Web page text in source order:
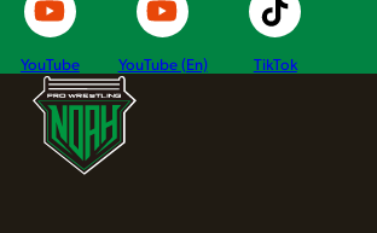
YouTube YouTube (En) TikTok